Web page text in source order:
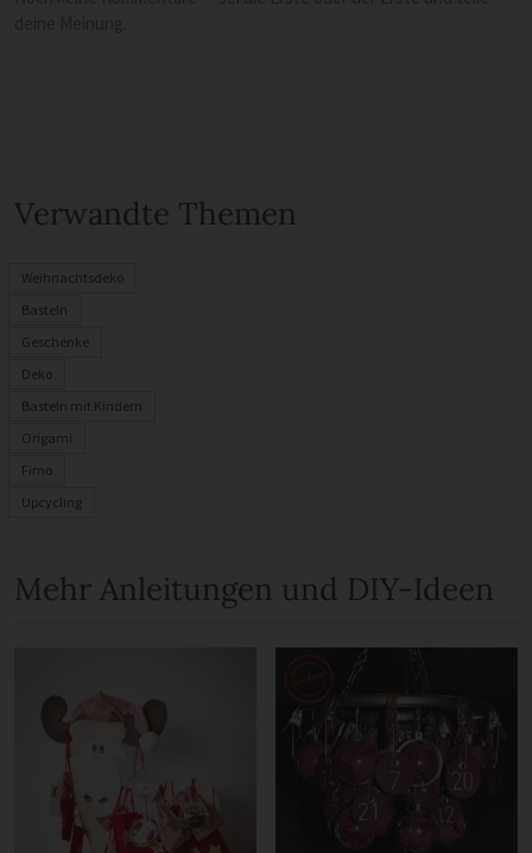
Verwandte Themen
Weihnachtsdeko
Basteln
Geschenke
Deko
Basteln mit Kindern
Origami
Fimo
Upcycling
Mehr Anleitungen und DIY-Ideen